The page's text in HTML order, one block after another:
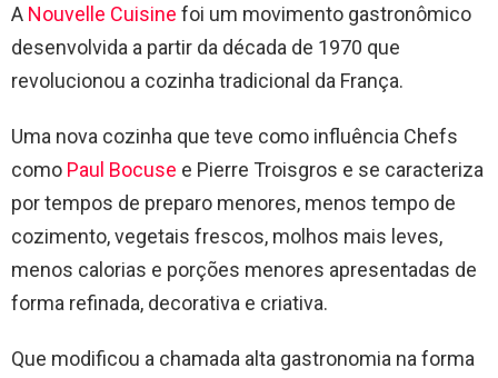
A Nouvelle Cuisine foi um movimento gastronômico
desenvolvida a partir da década de 1970 que
revolucionou a cozinha tradicional da França.
Uma nova cozinha que teve como influência Chefs
como Paul Bocuse e Pierre Troisgros e se caracteriza
por tempos de preparo menores, menos tempo de
cozimento, vegetais frescos, molhos mais leves,
menos calorias e porções menores apresentadas de
forma refinada, decorativa e criativa.
Que modificou a chamada alta gastronomia na forma